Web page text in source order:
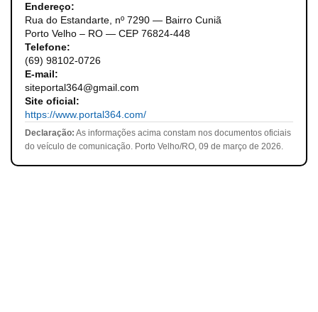
Endereço:
Rua do Estandarte, nº 7290 — Bairro Cuniã
Porto Velho – RO — CEP 76824-448
Telefone:
(69) 98102-0726
E-mail:
siteportal364@gmail.com
Site oficial:
https://www.portal364.com/
Declaração: As informações acima constam nos documentos oficiais
do veículo de comunicação. Porto Velho/RO, 09 de março de 2026.